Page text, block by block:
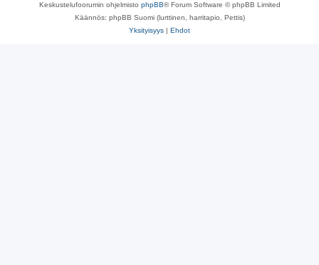
Keskustelufoorumin ohjelmisto phpBB® Forum Software © phpBB Limited
Käännös: phpBB Suomi (lurttinen, harritapio, Pettis)
Yksityisyys | Ehdot